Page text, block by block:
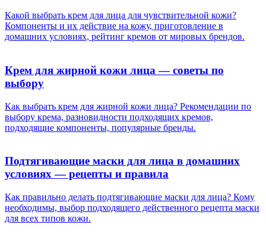
Какой выбрать крем для лица для чувствительной кожи?
Компоненты и их действие на кожу, приготовление в
домашних условиях, рейтинг кремов от мировых брендов.
Крем для жирной кожи лица — советы по
выбору
Как выбрать крем для жирной кожи лица? Рекомендации по
выбору крема, разновидности подходящих кремов,
подходящие компоненты, популярные бренды.
Подтягивающие маски для лица в домашних
условиях — рецепты и правила
Как правильно делать подтягивающие маски для лица? Кому
необходимы, выбор подходящего действенного рецепта маски
для всех типов кожи.